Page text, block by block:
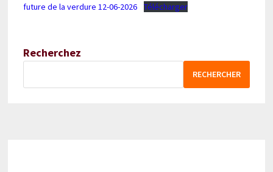
future de la verdure 12-06-2026
Télécharger
Recherchez
RECHERCHER